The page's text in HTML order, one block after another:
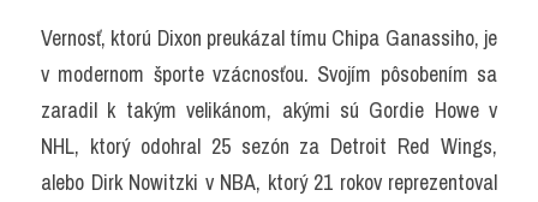
Vernosť, ktorú Dixon preukázal tímu Chipa Ganassiho, je
v modernom športe vzácnosťou. Svojím pôsobením sa
zaradil k takým velikánom, akými sú Gordie Howe v
NHL, ktorý odohral 25 sezón za Detroit Red Wings,
alebo Dirk Nowitzki v NBA, ktorý 21 rokov reprezentoval